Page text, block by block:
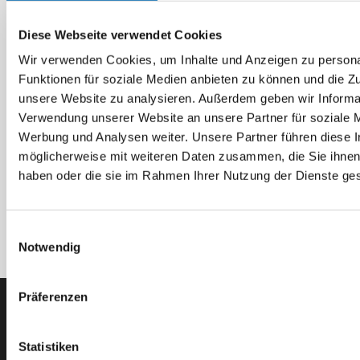
Diese Webseite verwendet Cookies
Wir verwenden Cookies, um Inhalte und Anzeigen zu
Funktionen für soziale Medien anbieten zu können und die
unsere Website zu analysieren. Außerdem geben wir
Verwendung unserer Website an unsere Partner für soziale
Werbung und Analysen weiter. Unsere Partner führen diese
möglicherweise mit weiteren Daten zusammen, die Sie
haben oder die sie im Rahmen Ihrer Nutzung der Dienste
Notwendig
Präferenzen
Statistiken
Bosch
Rapid-Häcksler AXT
Rapid 2000
Artikel-Nr. 0600853501